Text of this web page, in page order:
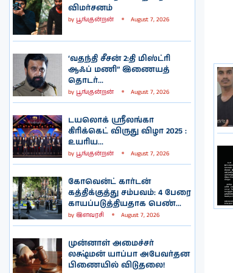
விமர்சனம்
by பூங்குன்றன் August 7, 2026
‘வதந்தி சீசன் 2:தி மிஸ்ட்ரி
ஆஃப் மணி” இணையத்
தொடர்...
by பூங்குன்றன் August 7, 2026
டயலொக் ஸ்ரீலங்கா
கிரிக்கெட் விருது விழா 2025 :
உயரிய...
by பூங்குன்றன் August 7, 2026
கோவென்ட் கார்டன்
கத்திக்குத்து சம்பவம்: 4 பேரை
காயப்படுத்தியதாக பெண்...
by இளவரசி August 7, 2026
முன்னாள் அமைச்சர்
லக்ஷ்மன் யாப்பா அபேவர்தன
பிணையில் விடுதலை!